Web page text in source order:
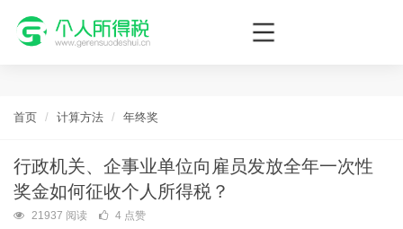
个人所得税网，最新个税资讯平台，您的个税管理专家！
首页 计算方法 年终奖
行政机关、企事业单位向雇员发放全年一次性
奖金如何征收个人所得税？
21937 阅读
4 点赞